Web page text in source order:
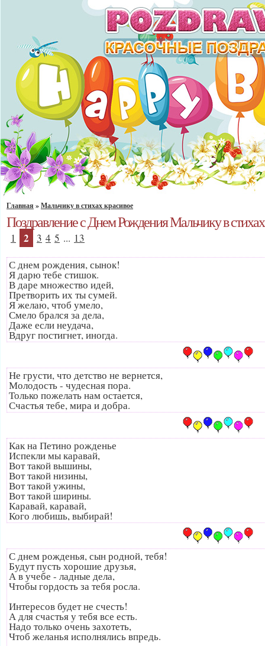
Главная »Мальчику в стихах красивое
Поздравление с Днем Рождения Мальчику в
1 2 3 4 5 ... 13
С днем рождения, сынок!
Я дарю тебе стишок.
В даре множество идей,
Претворить их ты сумей.
Я желаю, чтоб умело,
Смело брался за дела,
Даже если неудача,
Вдруг постигнет, иногда.
Не грусти, что детство не вернется,
Молодость - чудесная пора.
Только пожелать нам остается,
Счастья тебе, мира и добра.
Как на Петино рожденье
Испекли мы каравай,
Вот такой вышины,
Вот такой низины,
Вот такой ужины,
Вот такой ширины.
Каравай, каравай,
Кого любишь, выбирай!
С днем рожденья, сын родной, тебя!
Будут пусть хорошие друзья,
А в учебе - ладные дела,
Чтобы гордость за тебя росла.
Интересов будет не счесть!
А для счастья у тебя все есть.
Надо только очень захотеть,
Чтоб желанья исполнялись впредь.